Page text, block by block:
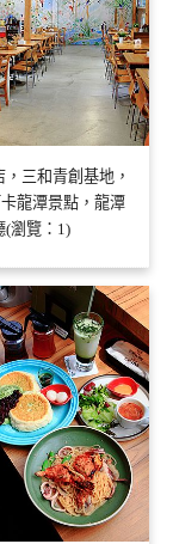
三和青創基地，
龍潭景點，龍潭
(瀏覽：1)